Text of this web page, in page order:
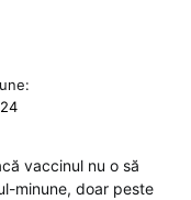
vaccinul nu o să
minune, doar peste